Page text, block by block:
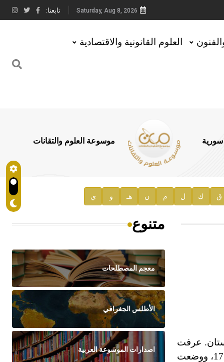
Saturday, Aug 8, 2026 تابعنا:
العلوم القانونية والاقتصادية
سورية موسوعة العلوم والتقانات
ق ك ل م ن هـ و ي
عرفت
في فرنسا أولاً عام 1478، ثم في إنكلترا عام 1493 وأُسس فيها أول نادٍ للكريكت عام 1666، وبدأ التنافس بها عام 1719، ووضعت
متنوع
معجم المصطلحات
الأطلس الجغرافي
اصدارات الموسوعة العربية